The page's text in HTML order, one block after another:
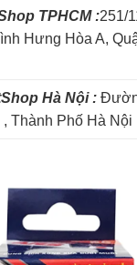
TPHCM :251/
Hưng Hòa A,
Hà Nội :
Thành Phố Hà Nội